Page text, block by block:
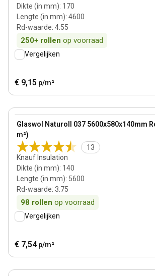
Dikte (in mm): 170
Lengte (in mm): 4600
Rd-waarde: 4.55
250+ rollen op voorraad
Vergelijken
€ 9,15 p/m²
Glaswol Naturoll 037 5600x580x140mm
m²)
13
Knauf Insulation
Dikte (in mm): 140
Lengte (in mm): 5600
Rd-waarde: 3.75
98 rollen op voorraad
View product
Vergelijken
€ 7,54 p/m²